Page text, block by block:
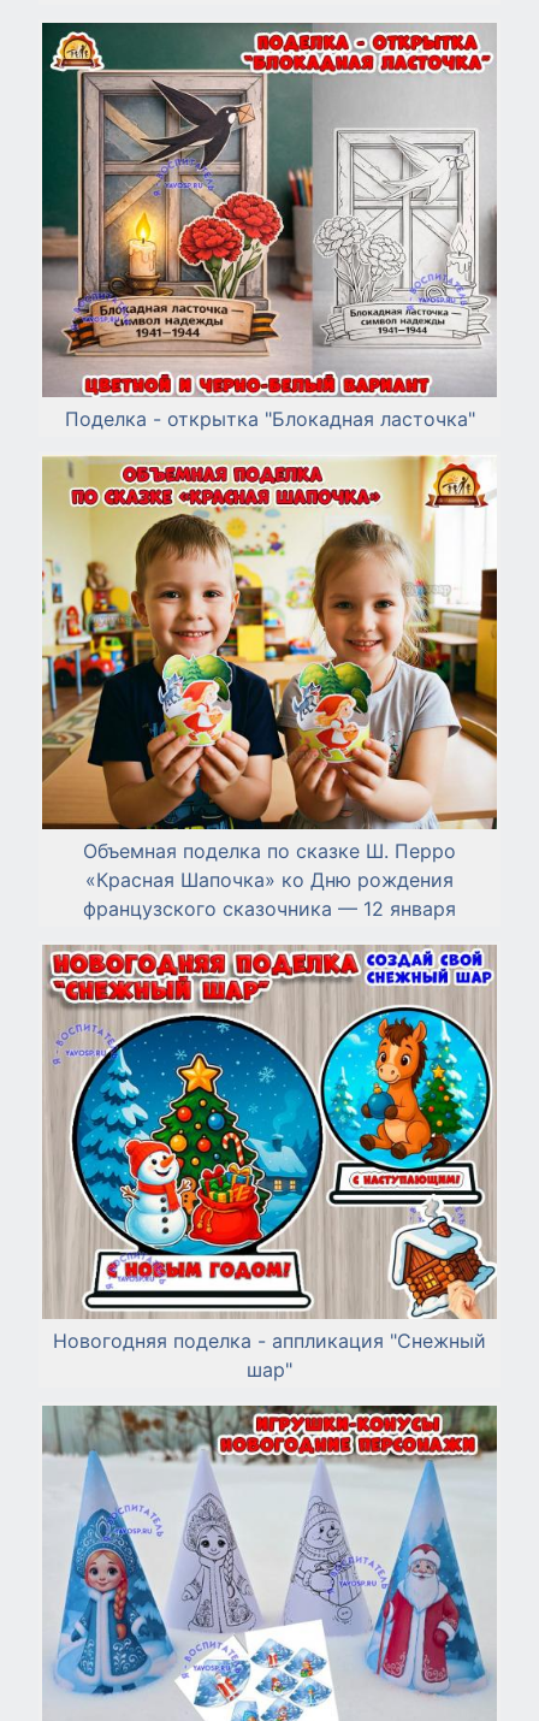
Поделка - открытка "Блокадная ласточка"
Объемная поделка по сказке Ш. Перро
«Красная Шапочка» ко Дню рождения
французского сказочника — 12 января
Новогодняя поделка - аппликация "Снежный
шар"